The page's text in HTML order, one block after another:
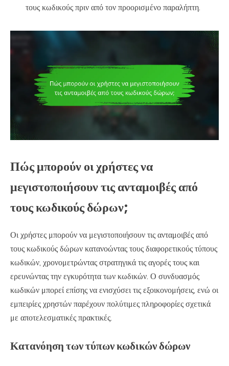
τους κωδικούς πριν από τον προορισμένο παραλήπτη.
Πώς μπορούν οι χρήστες να
μεγιστοποιήσουν τις ανταμοιβές από
τους κωδικούς δώρων;
Οι χρήστες μπορούν να μεγιστοποιήσουν τις ανταμοιβές από
τους κωδικούς δώρων κατανοώντας τους διαφορετικούς τύπους
κωδικών, χρονομετρώντας στρατηγικά τις αγορές τους και
ερευνώντας την εγκυρότητα των κωδικών. Ο συνδυασμός
κωδικών μπορεί επίσης να ενισχύσει τις εξοικονομήσεις, ενώ οι
εμπειρίες χρηστών παρέχουν πολύτιμες πληροφορίες σχετικά
με αποτελεσματικές πρακτικές.
Κατανόηση των τύπων κωδικών δώρων